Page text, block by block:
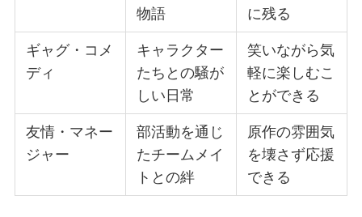
物語
に残る
ギャグ・コメ
ディ
キャラクター
たちとの騒が
しい日常
笑いながら気
軽に楽しむこ
とができる
友情・マネー
ジャー
部活動を通じ
たチームメイ
トとの絆
原作の雰囲気
を壊さず応援
できる